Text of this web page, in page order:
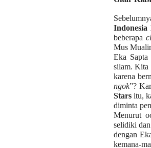
Indonesia
beberapa
Mus
Eka
silam. Kita
karena
ngok”?
Stars itu,
diminta
Menurut
selidiki
dengan
kemana-